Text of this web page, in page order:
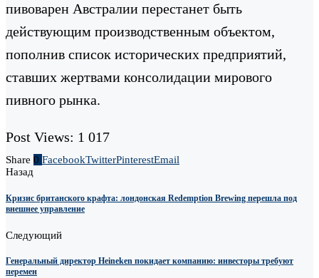
пивоварен Австралии перестанет быть
действующим производственным объектом,
пополнив список исторических предприятий,
ставших жертвами консолидации мирового
пивного рынка.
Post Views: 1 017
Share 0 FacebookTwitterPinterestEmail
Назад
Кризис британского крафта: лондонская Redemption Brewing перешла под
внешнее управление
Следующий
Генеральный директор Heineken покидает компанию: инвесторы требуют
перемен